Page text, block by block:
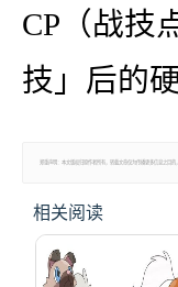
CP（战技
技」后的
郑重声明：本文版权归原作者所有，转载文章仅为传播更多信息之目
相关阅读